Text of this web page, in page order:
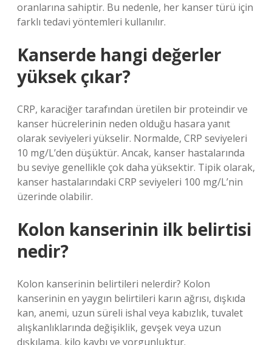
oranlarına sahiptir. Bu nedenle, her kanser türü için
farklı tedavi yöntemleri kullanılır.
Kanserde hangi değerler
yüksek çıkar?
CRP, karaciğer tarafından üretilen bir proteindir ve
kanser hücrelerinin neden olduğu hasara yanıt
olarak seviyeleri yükselir. Normalde, CRP seviyeleri
10 mg/L’den düşüktür. Ancak, kanser hastalarında
bu seviye genellikle çok daha yüksektir. Tipik olarak,
kanser hastalarındaki CRP seviyeleri 100 mg/L’nin
üzerinde olabilir.
Kolon kanserinin ilk belirtisi
nedir?
Kolon kanserinin belirtileri nelerdir? Kolon
kanserinin en yaygın belirtileri karın ağrısı, dışkıda
kan, anemi, uzun süreli ishal veya kabızlık, tuvalet
alışkanlıklarında değişiklik, gevşek veya uzun
dışkılama, kilo kaybı ve yorgunluktur.